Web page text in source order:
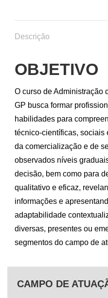
Descrição
OBJETIVO
O curso de Administração
GP busca formar
habilidades para
técnico-científicas, sociais
da comercialização e de
observados níveis
decisão, bem como para
qualitativo e eficaz,
informações e
adaptabilidade
diversas, presentes ou
segmentos do campo de
CAMPO DE